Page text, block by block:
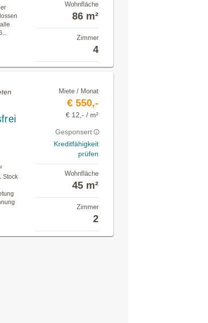
Wohnfläche
86 m²
Zimmer
4
Stock
Miete / Monat
€ 550,-
€ 12,- / m²
Gesponsert
Kreditfähigkeit
prüfen
Wohnfläche
45 m²
Zimmer
2